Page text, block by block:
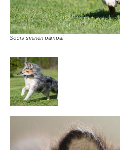
Sopis sininen pampai